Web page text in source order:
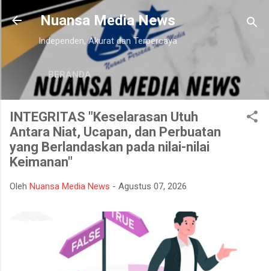
Langsung ke konten utama
Nuansa Media News
Independen, Akurat dan Terpercaya
BERANDA
INTEGRITAS "Keselarasan Utuh
Antara Niat, Ucapan, dan Perbuatan
yang Berlandaskan pada nilai-nilai
Keimanan"
Oleh Nuansa Media News - Agustus 07, 2026